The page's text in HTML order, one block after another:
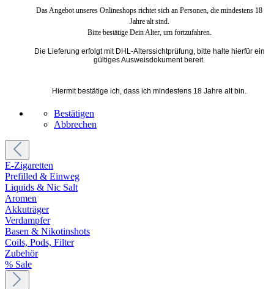
Das Angebot unseres Onlineshops richtet sich an Personen, die mindestens 18
Jahre alt sind.
Bitte bestätige Dein Alter, um fortzufahren.
Die Lieferung erfolgt mit DHL-Alterssichtprüfung, bitte halte hierfür ein
gültiges Ausweisdokument bereit.
Hiermit bestätige ich, dass ich mindestens 18 Jahre alt bin.
Bestätigen
Abbrechen
E-Zigaretten
Prefilled & Einweg
Liquids & Nic Salt
Aromen
Akkuträger
Verdampfer
Basen & Nikotinshots
Coils, Pods, Filter
Zubehör
% Sale